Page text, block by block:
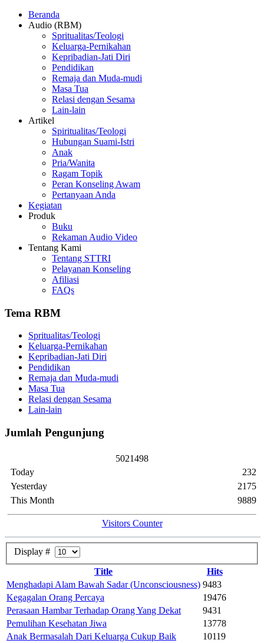
Beranda
Audio (RBM)
Spritualitas/Teologi
Keluarga-Pernikahan
Kepribadian-Jati Diri
Pendidikan
Remaja dan Muda-mudi
Masa Tua
Relasi dengan Sesama
Lain-lain
Artikel
Spiritualitas/Teologi
Hubungan Suami-Istri
Anak
Pria/Wanita
Ragam Topik
Peran Konseling Awam
Pertanyaan Anda
Kegiatan
Produk
Buku
Rekaman Audio Video
Tentang Kami
Tentang STTRI
Pelayanan Konseling
Afiliasi
FAQs
Tema RBM
Spritualitas/Teologi
Keluarga-Pernikahan
Kepribadian-Jati Diri
Pendidikan
Remaja dan Muda-mudi
Masa Tua
Relasi dengan Sesama
Lain-lain
Jumlah Pengunjung
5021498
Today
Yesterday
This Month
232
2175
9889
Visitors Counter
Display #
Title
Hits
Menghadapi Alam Bawah Sadar (Unconsciousness) 9483
Kegagalan Orang Percaya
19476
Perasaan Hambar Terhadap Orang Yang Dekat
9431
Pemulihan Kesehatan Jiwa
13778
Anak Bermasalah Dari Keluarga Cukup Baik
10119